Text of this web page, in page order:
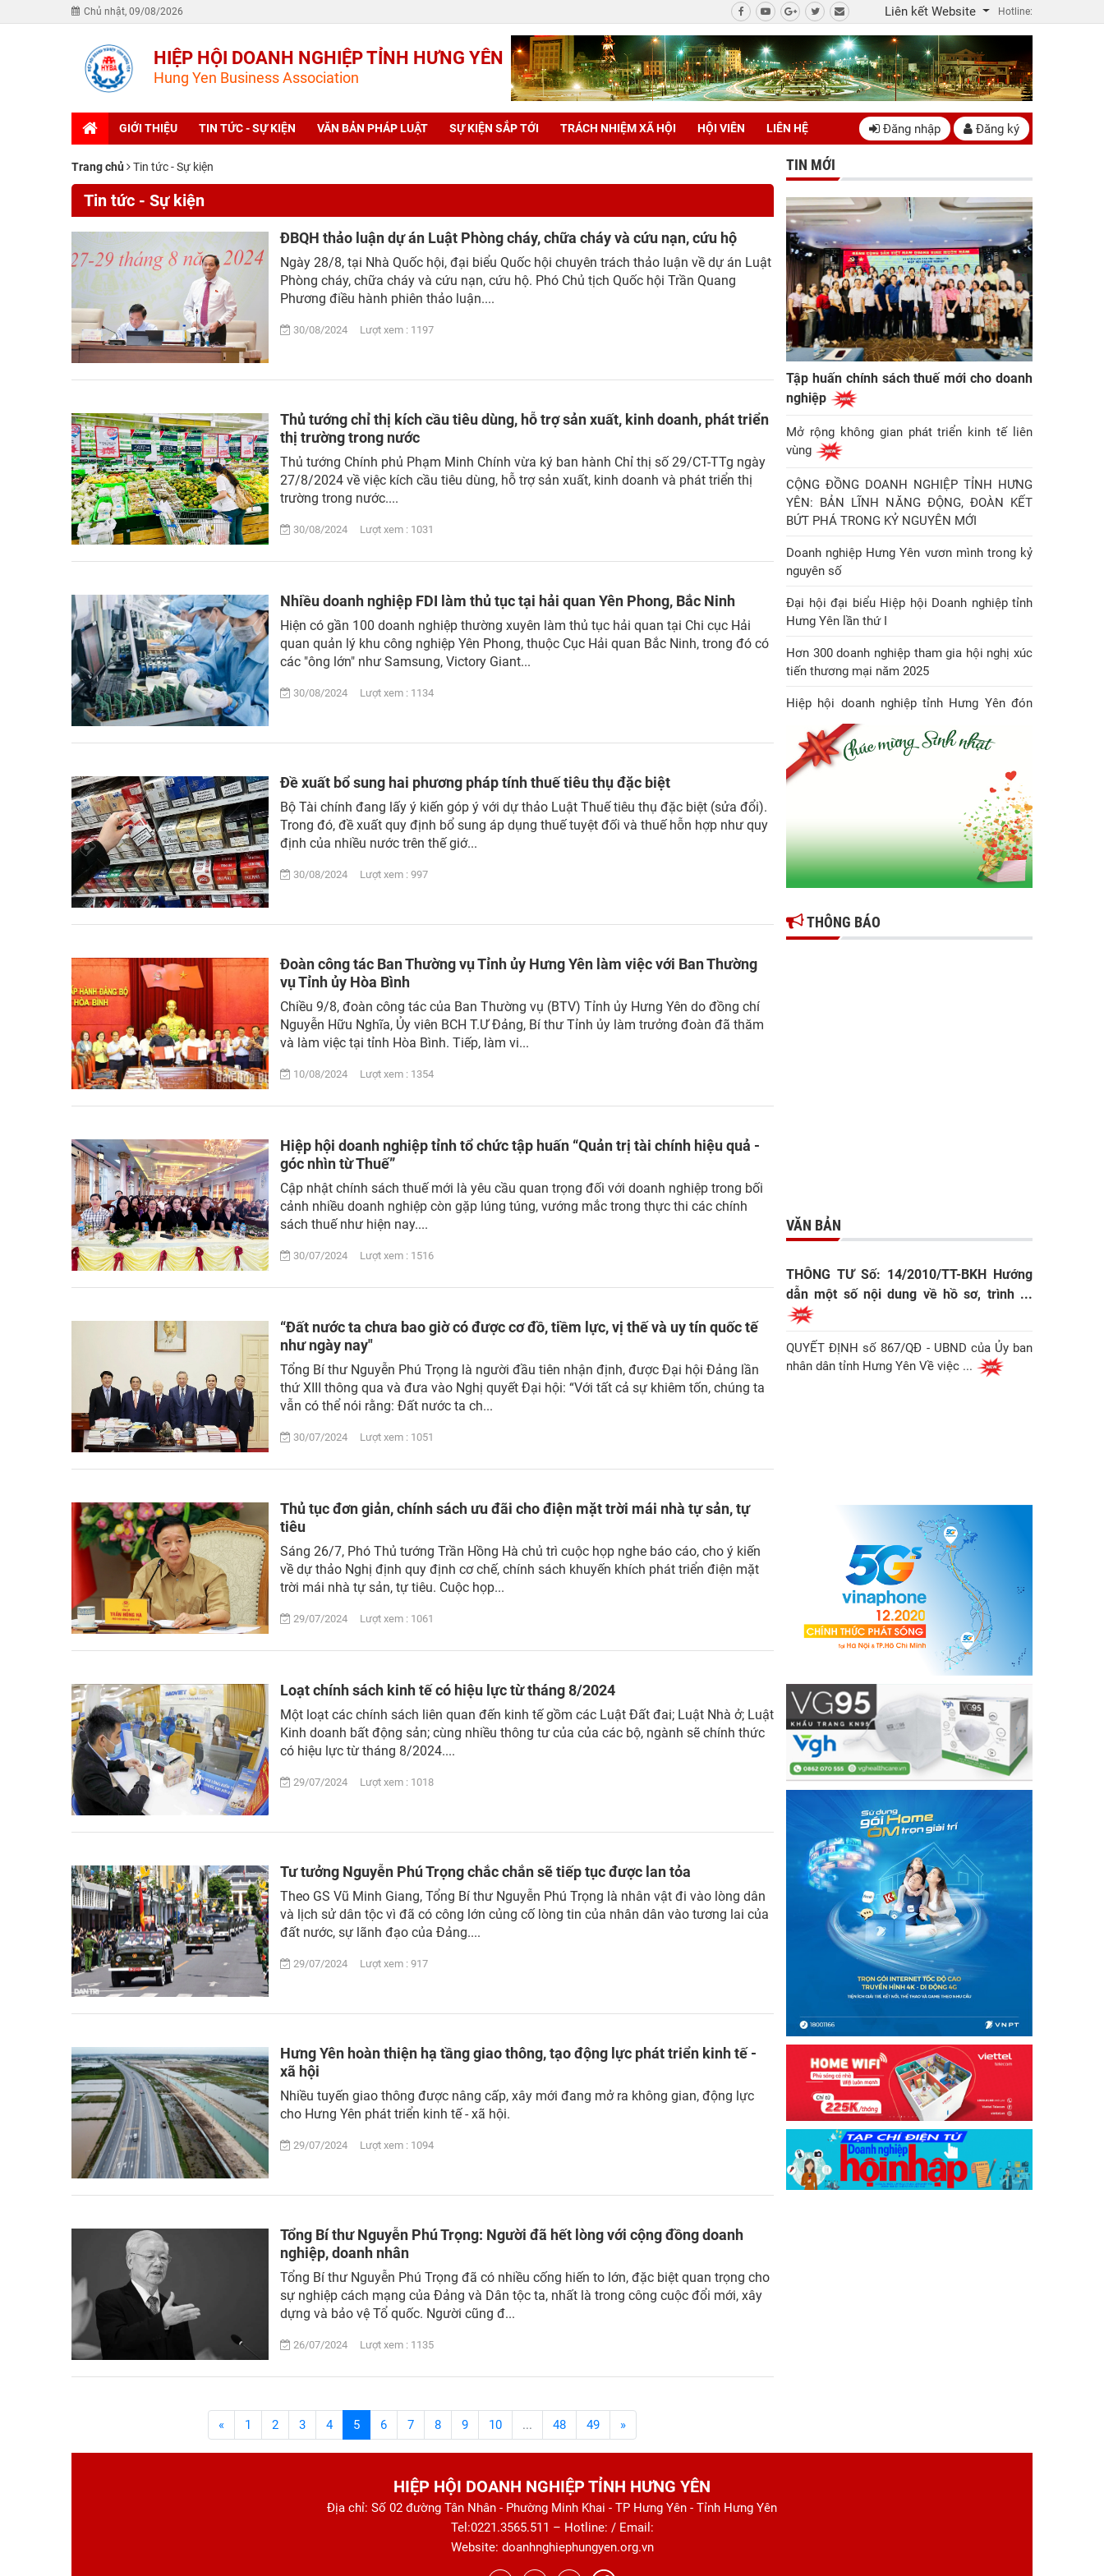
Chủ nhật, 09/08/2026 Liên kết Website Hotline:
HIỆP HỘI DOANH NGHIỆP TỈNH HƯNG YÊN
Hung Yen Business Association
GIỚI THIỆU TIN TỨC - SỰ KIỆN VĂN BẢN PHÁP LUẬT SỰ KIỆN SẮP TỚI TRÁCH NHIỆM XÃ HỘI HỘI VIÊN LIÊN HỆ Đăng nhập Đăng ký
Trang chủ Tin tức - Sự kiện
Tin tức - Sự kiện
ĐBQH thảo luận dự án Luật Phòng cháy, chữa cháy và cứu nạn, cứu hộ
Ngày 28/8, tại Nhà Quốc hội, đại biểu Quốc hội chuyên trách thảo luận về dự án Luật
Phòng cháy, chữa cháy và cứu nạn, cứu hộ. Phó Chủ tịch Quốc hội Trần Quang
Phương điều hành phiên thảo luận....
30/08/2024 Lượt xem : 1197
Thủ tướng chỉ thị kích cầu tiêu dùng, hỗ trợ sản xuất, kinh doanh, phát triển
thị trường trong nước
Thủ tướng Chính phủ Phạm Minh Chính vừa ký ban hành Chỉ thị số 29/CT-TTg ngày
27/8/2024 về việc kích cầu tiêu dùng, hỗ trợ sản xuất, kinh doanh và phát triển thị
trường trong nước....
30/08/2024 Lượt xem : 1031
Nhiều doanh nghiệp FDI làm thủ tục tại hải quan Yên Phong, Bắc Ninh
Hiện có gần 100 doanh nghiệp thường xuyên làm thủ tục hải quan tại Chi cục Hải
quan quản lý khu công nghiệp Yên Phong, thuộc Cục Hải quan Bắc Ninh, trong đó có
các "ông lớn" như Samsung, Victory Giant...
30/08/2024 Lượt xem : 1134
Đề xuất bổ sung hai phương pháp tính thuế tiêu thụ đặc biệt
Bộ Tài chính đang lấy ý kiến góp ý với dự thảo Luật Thuế tiêu thụ đặc biệt (sửa đổi).
Trong đó, đề xuất quy định bổ sung áp dụng thuế tuyệt đối và thuế hỗn hợp như quy
định của nhiều nước trên thế giớ...
30/08/2024 Lượt xem : 997
Đoàn công tác Ban Thường vụ Tỉnh ủy Hưng Yên làm việc với Ban Thường
vụ Tỉnh ủy Hòa Bình
Chiều 9/8, đoàn công tác của Ban Thường vụ (BTV) Tỉnh ủy Hưng Yên do đồng chí
Nguyễn Hữu Nghĩa, Ủy viên BCH T.Ư Đảng, Bí thư Tỉnh ủy làm trưởng đoàn đã thăm
và làm việc tại tỉnh Hòa Bình. Tiếp, làm vi...
10/08/2024 Lượt xem : 1354
Hiệp hội doanh nghiệp tỉnh tổ chức tập huấn “Quản trị tài chính hiệu quả -
góc nhìn từ Thuế”
Cập nhật chính sách thuế mới là yêu cầu quan trọng đối với doanh nghiệp trong bối
cảnh nhiều doanh nghiệp còn gặp lúng túng, vướng mắc trong thực thi các chính
sách thuế như hiện nay....
30/07/2024 Lượt xem : 1516
“Đất nước ta chưa bao giờ có được cơ đồ, tiềm lực, vị thế và uy tín quốc tế
như ngày nay"
Tổng Bí thư Nguyễn Phú Trọng là người đầu tiên nhận định, được Đại hội Đảng lần
thứ XIII thông qua và đưa vào Nghị quyết Đại hội: “Với tất cả sự khiêm tốn, chúng ta
vẫn có thể nói rằng: Đất nước ta ch...
30/07/2024 Lượt xem : 1051
Thủ tục đơn giản, chính sách ưu đãi cho điện mặt trời mái nhà tự sản, tự
tiêu
Sáng 26/7, Phó Thủ tướng Trần Hồng Hà chủ trì cuộc họp nghe báo cáo, cho ý kiến
về dự thảo Nghị định quy định cơ chế, chính sách khuyến khích phát triển điện mặt
trời mái nhà tự sản, tự tiêu. Cuộc họp...
29/07/2024 Lượt xem : 1061
Loạt chính sách kinh tế có hiệu lực từ tháng 8/2024
Một loạt các chính sách liên quan đến kinh tế gồm các Luật Đất đai; Luật Nhà ở; Luật
Kinh doanh bất động sản; cùng nhiều thông tư của của các bộ, ngành sẽ chính thức
có hiệu lực từ tháng 8/2024....
29/07/2024 Lượt xem : 1018
Tư tưởng Nguyễn Phú Trọng chắc chắn sẽ tiếp tục được lan tỏa
Theo GS Vũ Minh Giang, Tổng Bí thư Nguyễn Phú Trọng là nhân vật đi vào lòng dân
và lịch sử dân tộc vì đã có công lớn củng cố lòng tin của nhân dân vào tương lai của
đất nước, sự lãnh đạo của Đảng....
29/07/2024 Lượt xem : 917
Hưng Yên hoàn thiện hạ tầng giao thông, tạo động lực phát triển kinh tế -
xã hội
Nhiều tuyến giao thông được nâng cấp, xây mới đang mở ra không gian, động lực
cho Hưng Yên phát triển kinh tế - xã hội.
29/07/2024 Lượt xem : 1094
Tổng Bí thư Nguyễn Phú Trọng: Người đã hết lòng với cộng đồng doanh
nghiệp, doanh nhân
Tổng Bí thư Nguyễn Phú Trọng đã có nhiều cống hiến to lớn, đặc biệt quan trọng cho
sự nghiệp cách mạng của Đảng và Dân tộc ta, nhất là trong công cuộc đổi mới, xây
dựng và bảo vệ Tổ quốc. Người cũng đ...
26/07/2024 Lượt xem : 1135
« 1 2 3 4 5 6 7 8 9 10 ... 48 49 »
TIN MỚI
Tập huấn chính sách thuế mới cho doanh
nghiệp
Mở rộng không gian phát triển kinh tế liên
vùng
CỘNG ĐỒNG DOANH NGHIỆP TỈNH HƯNG
YÊN: BẢN LĨNH NĂNG ĐỘNG, ĐOÀN KẾT
BỨT PHÁ TRONG KỶ NGUYÊN MỚI
Doanh nghiệp Hưng Yên vươn mình trong kỷ
nguyên số
Đại hội đại biểu Hiệp hội Doanh nghiệp tỉnh
Hưng Yên lần thứ I
Hơn 300 doanh nghiệp tham gia hội nghị xúc
tiến thương mại năm 2025
Hiệp hội doanh nghiệp tỉnh Hưng Yên đón
Huân chương Lao động hạng Nhì
Gợi mở giải pháp để thúc đẩy doanh nghiệp
tỉnh Hưng Yên phát triển
Ông Đỗ Văn Vẻ là Chủ tịch Hiệp hội Doanh
Hiệp hội doanh nghiệp tỉnh Hưng Yên: Cập
nhật chính sách thuế mới và phòng ngừa rủi
ro thuế cho doanh nghiệp
THÔNG BÁO
VĂN BẢN
THÔNG TƯ Số: 14/2010/TT-BKH Hướng
dẫn một số nội dung về hồ sơ, trình ...
QUYẾT ĐỊNH số 867/QĐ - UBND của Ủy ban
nhân dân tỉnh Hưng Yên Về việc ...
HIỆP HỘI DOANH NGHIỆP TỈNH HƯNG YÊN
Địa chỉ: Số 02 đường Tân Nhân - Phường Minh Khai - TP Hưng Yên - Tỉnh Hưng Yên
Tel:0221.3565.511 – Hotline: / Email:
Website: doanhnghiephungyen.org.vn